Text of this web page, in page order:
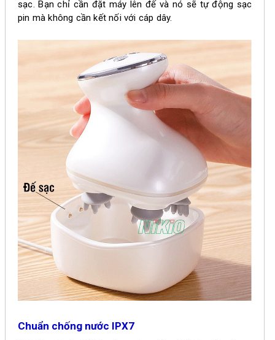
sạc. Bạn chỉ cần đặt máy lên đế và nó sẽ tự động sạc
pin mà không cần kết nối với cáp dây.
Chuẩn chống nước IPX7